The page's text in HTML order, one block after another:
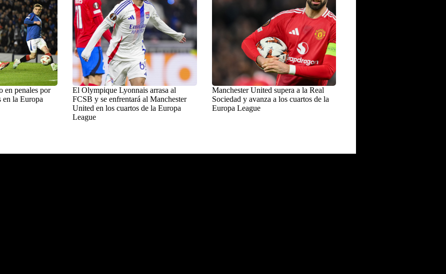
en penales por
en la Europa
El Olympique Lyonnais arrasa al
FCSB y se enfrentará al Manchester
United en los cuartos de la Europa
League
Manchester United supera a la Real
Sociedad y avanza a los cuartos de la
Europa League